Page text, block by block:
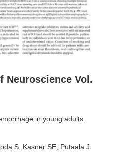
Neuroscience Vol.
in young adults.
S, Kasner SE, Putaala J.